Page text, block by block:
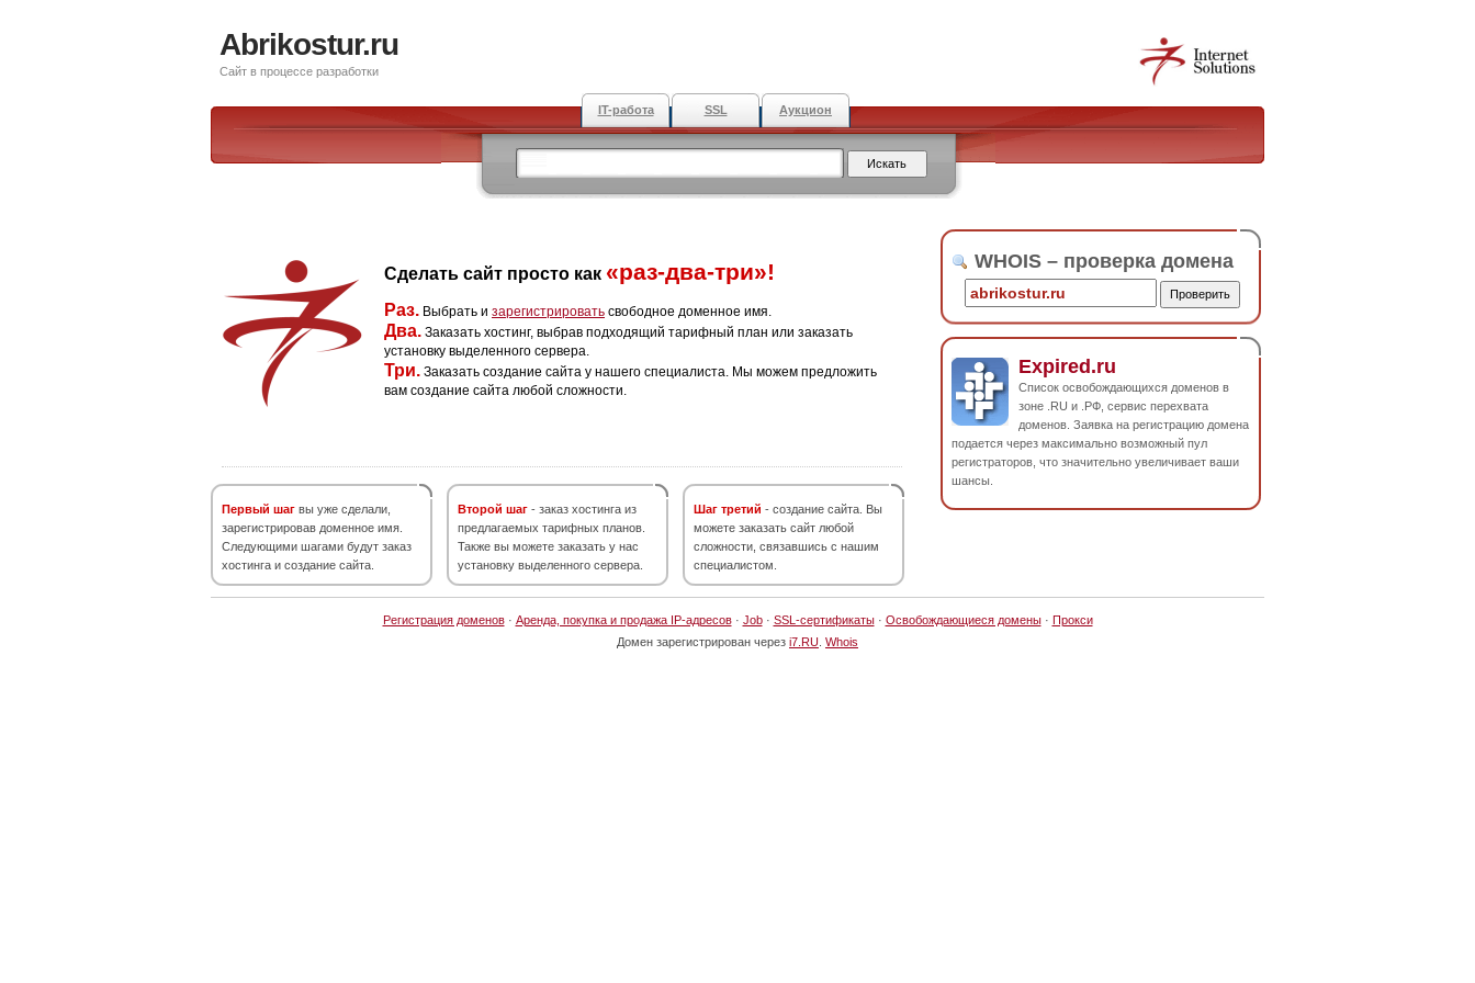
Abrikostur.ru
Сайт в процессе разработки
IT-работа SSL Аукцион
Сделать сайт просто как «раз-два-три»!
Раз. Выбрать и зарегистрировать свободное доменное имя.
Два. Заказать хостинг, выбрав подходящий тарифный план или заказать
установку выделенного сервера.
Три. Заказать создание сайта у нашего специалиста. Мы можем предложить
вам создание сайта любой сложности.
Первый шаг вы уже сделали,
зарегистрировав доменное имя.
Следующими шагами будут заказ
хостинга и создание сайта.
Второй шаг - заказ хостинга из
предлагаемых тарифных планов.
Также вы можете заказать у нас
установку выделенного сервера.
Шаг третий - создание сайта. Вы
можете заказать сайт любой
сложности, связавшись с нашим
специалистом.
WHOIS – проверка домена
Expired.ru
Список освобождающихся доменов в
зоне .RU и .РФ, сервис перехвата
доменов. Заявка на регистрацию домена
подается через максимально возможный пул
регистраторов, что значительно увеличивает ваши
шансы.
Регистрация доменов· Аренда, покупка и продажа IP-адресов· Job· SSL-сертификаты· Освобождающиеся домены· Прокси
Домен зарегистрирован через i7.RU Whois